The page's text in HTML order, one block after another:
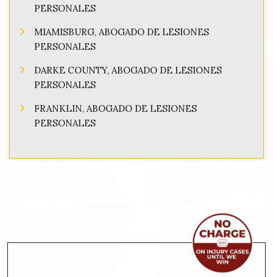
PERSONALES
MIAMISBURG, ABOGADO DE LESIONES
PERSONALES
DARKE COUNTY, ABOGADO DE LESIONES
PERSONALES
FRANKLIN, ABOGADO DE LESIONES
PERSONALES